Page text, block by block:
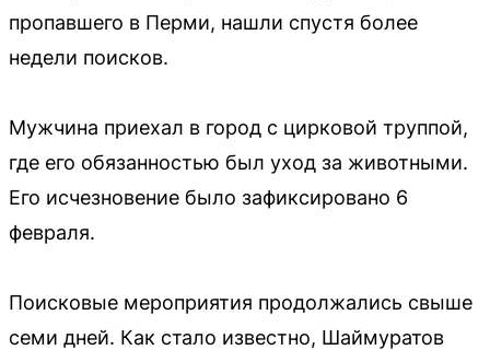
пропавшего в Перми, нашли спустя более
недели поисков.
Мужчина приехал в город с цирковой труппой,
где его обязанностью был уход за животными.
Его исчезновение было зафиксировано 6
февраля.
Поисковые мероприятия продолжались свыше
семи дней. Как стало известно, Шаймуратов